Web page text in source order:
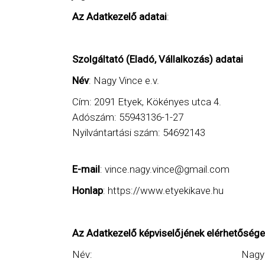
Az Adatkezelő adatai:
Szolgáltató (Eladó, Vállalkozás) adatai
Név: Nagy Vince e.v.
Cím: 2091 Etyek, Kökényes utca 4.
Adószám: 55943136-1-27
Nyilvántartási szám: 54692143
E-mail: vince.nagy.vince@gmail.com
Honlap: https://www.etyekikave.hu
Az Adatkezelő képviselőjének
Név: Nagy Vince